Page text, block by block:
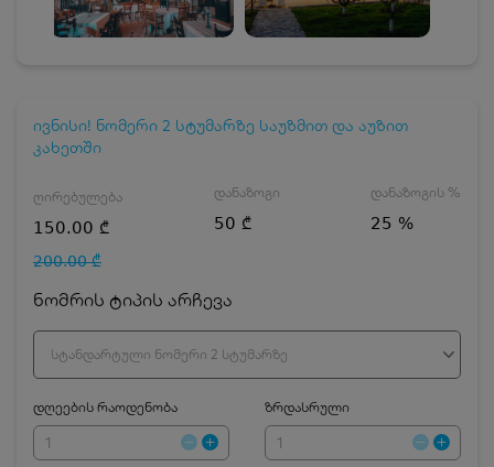
ივნისი! ნომერი 2 სტუმარზე საუზმით და აუზით
კახეთში
ღირებულება
150.00 ₾
200.00 ₾
დანაზოგი
50 ₾
დანაზოგის %
25 %
ნომრის ტიპის არჩევა
სტანდარტული ნომერი 2 სტუმარზე
დღეების რაოდენობა ზრდასრული